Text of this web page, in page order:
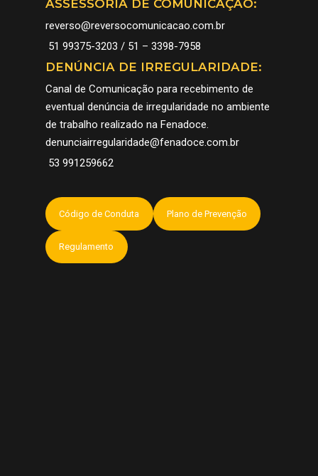
ASSESSORIA DE COMUNICAÇÃO:
reverso@reversocomunicacao.com.br
51 99375-3203 / 51 – 3398-7958
DENÚNCIA DE IRREGULARIDADE:
Canal de Comunicação para recebimento de
eventual denúncia de irregularidade no ambiente
de trabalho realizado na Fenadoce.
denunciairregularidade@fenadoce.com.br
53 991259662
Código de Conduta Plano de Prevenção
Regulamento